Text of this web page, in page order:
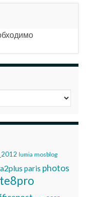
lumia mosblog
paris photos